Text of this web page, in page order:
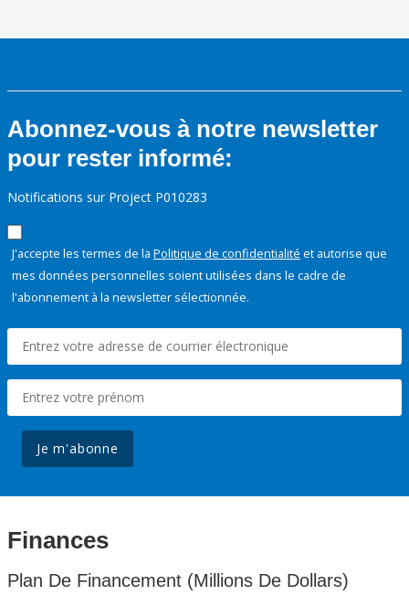
Abonnez-vous à notre newsletter
pour rester informé:
Notifications sur Project P010283
J'accepte les termes de la Politique de confidentialité et autorise que
mes données personnelles soient utilisées dans le cadre de
l'abonnement à la newsletter sélectionnée.
Je m'abonne
Finances
Plan De Financement (Millions De Dollars)